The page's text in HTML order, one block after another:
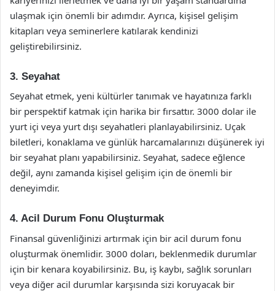
ulaşmak için önemli bir adımdır. Ayrıca, kişisel gelişim
kitapları veya seminerlere katılarak kendinizi
geliştirebilirsiniz.
3. Seyahat
Seyahat etmek, yeni kültürler tanımak ve hayatınıza farklı
bir perspektif katmak için harika bir fırsattır. 3000 dolar ile
yurt içi veya yurt dışı seyahatleri planlayabilirsiniz. Uçak
biletleri, konaklama ve günlük harcamalarınızı düşünerek iyi
bir seyahat planı yapabilirsiniz. Seyahat, sadece eğlence
değil, aynı zamanda kişisel gelişim için de önemli bir
deneyimdir.
4. Acil Durum Fonu Oluşturmak
Finansal güvenliğinizi artırmak için bir acil durum fonu
oluşturmak önemlidir. 3000 doları, beklenmedik durumlar
için bir kenara koyabilirsiniz. Bu, iş kaybı, sağlık sorunları
veya diğer acil durumlar karşısında sizi koruyacak bir